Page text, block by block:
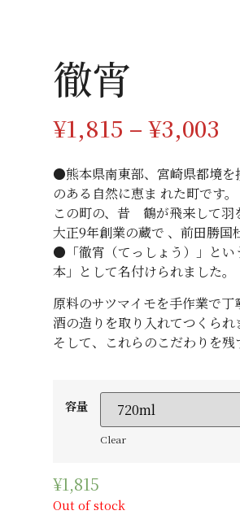
徹宵
¥1,815 – ¥3,003
●熊本県南東部、宮崎県都境を
のある自然に恵ま れた町です。
この町の、昔 鶴が飛来して羽
大正9年創業の蔵で 、前田勝
●「徹宵（てっしょう）」と
本」として名付けられました。
原料のサツマイモを手作業で
酒の造りを取り入れてつくられ
そして、これらのこだわりを残
容量
Clear
¥1,815
Out of stock